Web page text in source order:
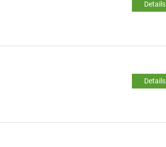
Details
Details